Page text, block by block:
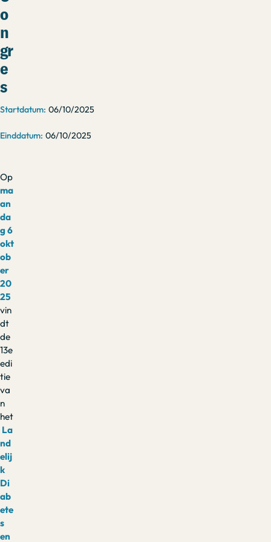
o
n
gr
e
s
06/10/2025
06/10/2025
Op
ma
an
da
g 6
okt
ob
er
20
25
vin
dt
de
13e
edi
tie
va
n
het
La
nd
elij
k
Di
ab
ete
s
en